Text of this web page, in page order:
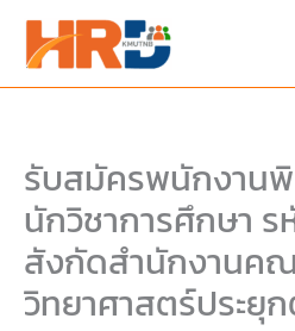
content
รับสมัครพนักงาน
นักวิชาการศึกษา
สังกัดสำนักงานค
วิทยาศาสตร์ประยุ
PDF